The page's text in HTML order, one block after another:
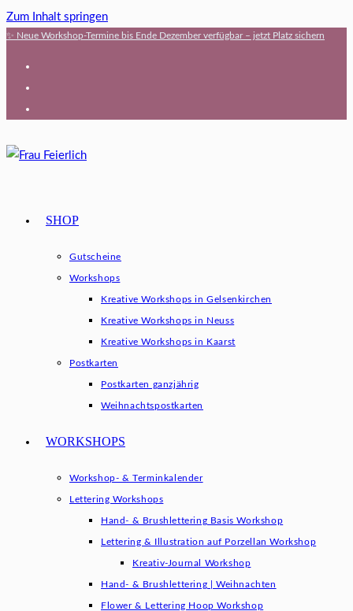
Zum Inhalt springen
✨ Neue Workshop-Termine bis Ende Dezember verfügbar – jetzt Platz sichern
SHOP
Gutscheine
Workshops
Kreative Workshops in Gelsenkirchen
Kreative Workshops in Neuss
Kreative Workshops in Kaarst
Postkarten
Postkarten ganzjährig
Weihnachtspostkarten
WORKSHOPS
Workshop- & Terminkalender
Lettering Workshops
Hand- & Brushlettering Basis Workshop
Lettering & Illustration auf Porzellan Workshop
Kreativ-Journal Workshop
Hand- & Brushlettering | Weihnachten
Flower & Lettering Hoop Workshop